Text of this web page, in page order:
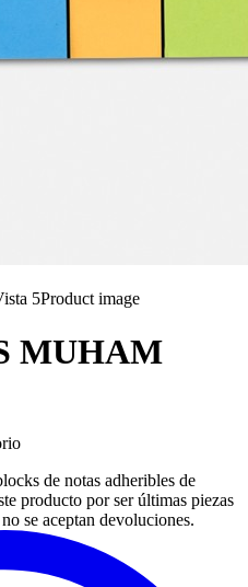
Product image
MUHAM
de notas adheribles de
producto por ser últimas piezas
se aceptan devoluciones.